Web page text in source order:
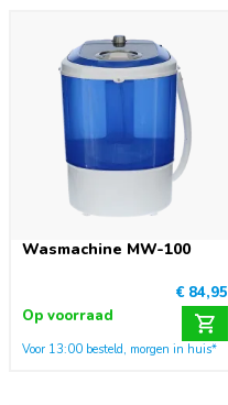
Wasmachine MW-100
€ 84,95
Op voorraad
Voor 13:00 besteld, morgen in huis*